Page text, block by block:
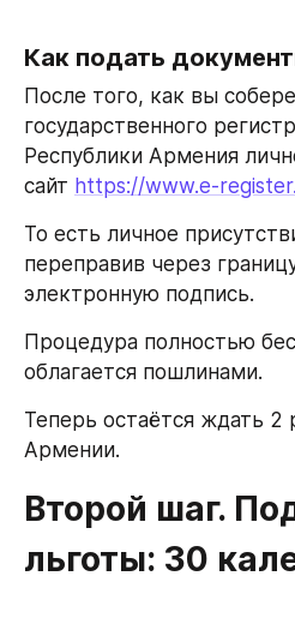
Как подать
После того, как вы
государственного
Республики Армения
сайт https://www.e-
То есть личное
переправив через
электронную подпись.
Процедура полностью
облагается пошлинами.
Теперь остаётся ждать 2
Армении.
Второй шаг.
льготы: 30